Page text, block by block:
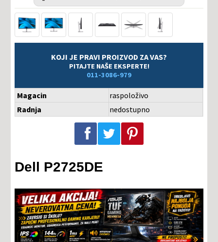
KOJI JE PRAVI PROIZVOD ZA VAS?
PITAJTE NAŠE EKSPERTE!
011-3086-979
Magacin
raspoloživo
Radnja
nedostupno
Podeli na Facebook-u Podeli na Twitter-u Podeli na Pinterest-u
Dell P2725DE